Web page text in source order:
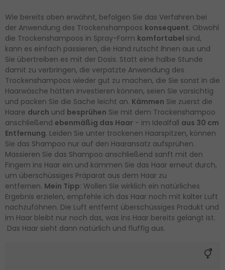
Wie bereits oben erwähnt, befolgen Sie das Verfahren bei
der Anwendung des Trockenshampoos konsequent. Obwohl
die Trockenshampoos in Spray-Form komfortabel sind,
kann es einfach passieren, die Hand rutscht Ihnen aus und
Sie übertreiben es mit der Dosis. Statt eine halbe Stunde
damit zu verbringen, die verpatzte Anwendung des
Trockenshampoos wieder gut zu machen, die Sie sonst in die
Haarwäsche hätten investieren können, seien Sie vorsichtig
und packen Sie die Sache leicht an. Kämmen Sie zuerst die
Haare durch und besprühen Sie mit dem Trockenshampoo
anschließend ebenmäßig das Haar - im Idealfall aus 30 cm
Entfernung. Leiden Sie unter trockenen Haarspitzen, können
Sie das Shampoo nur auf den Haaransatz aufsprühen.
Massieren Sie das Shampoo anschließend sanft mit den
Fingern ins Haar ein und kämmen Sie das Haar erneut durch,
um überschüssiges Präparat aus dem Haar zu
entfernen. Mein Tipp: Wollen Sie wirklich ein natürliches
Ergebnis erzielen, empfehle ich das Haar noch mit kalter Luft
nachzuföhnen. Die Luft entfernt überschüssiges Produkt und
im Haar bleibt nur noch das, was ins Haar bereits gelangt ist.
Das Haar sieht dann natürlich und fluffig aus.